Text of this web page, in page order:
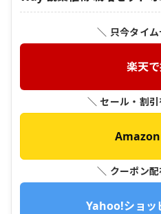
＼ 只今タイ
楽天
＼ セール・割
Amazon
＼ クーポン
Yahoo!ショッ